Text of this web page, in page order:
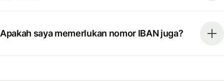
Apakah saya memerlukan nomor IBAN juga?